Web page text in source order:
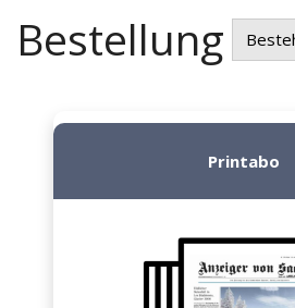
Bestellung
Printabo